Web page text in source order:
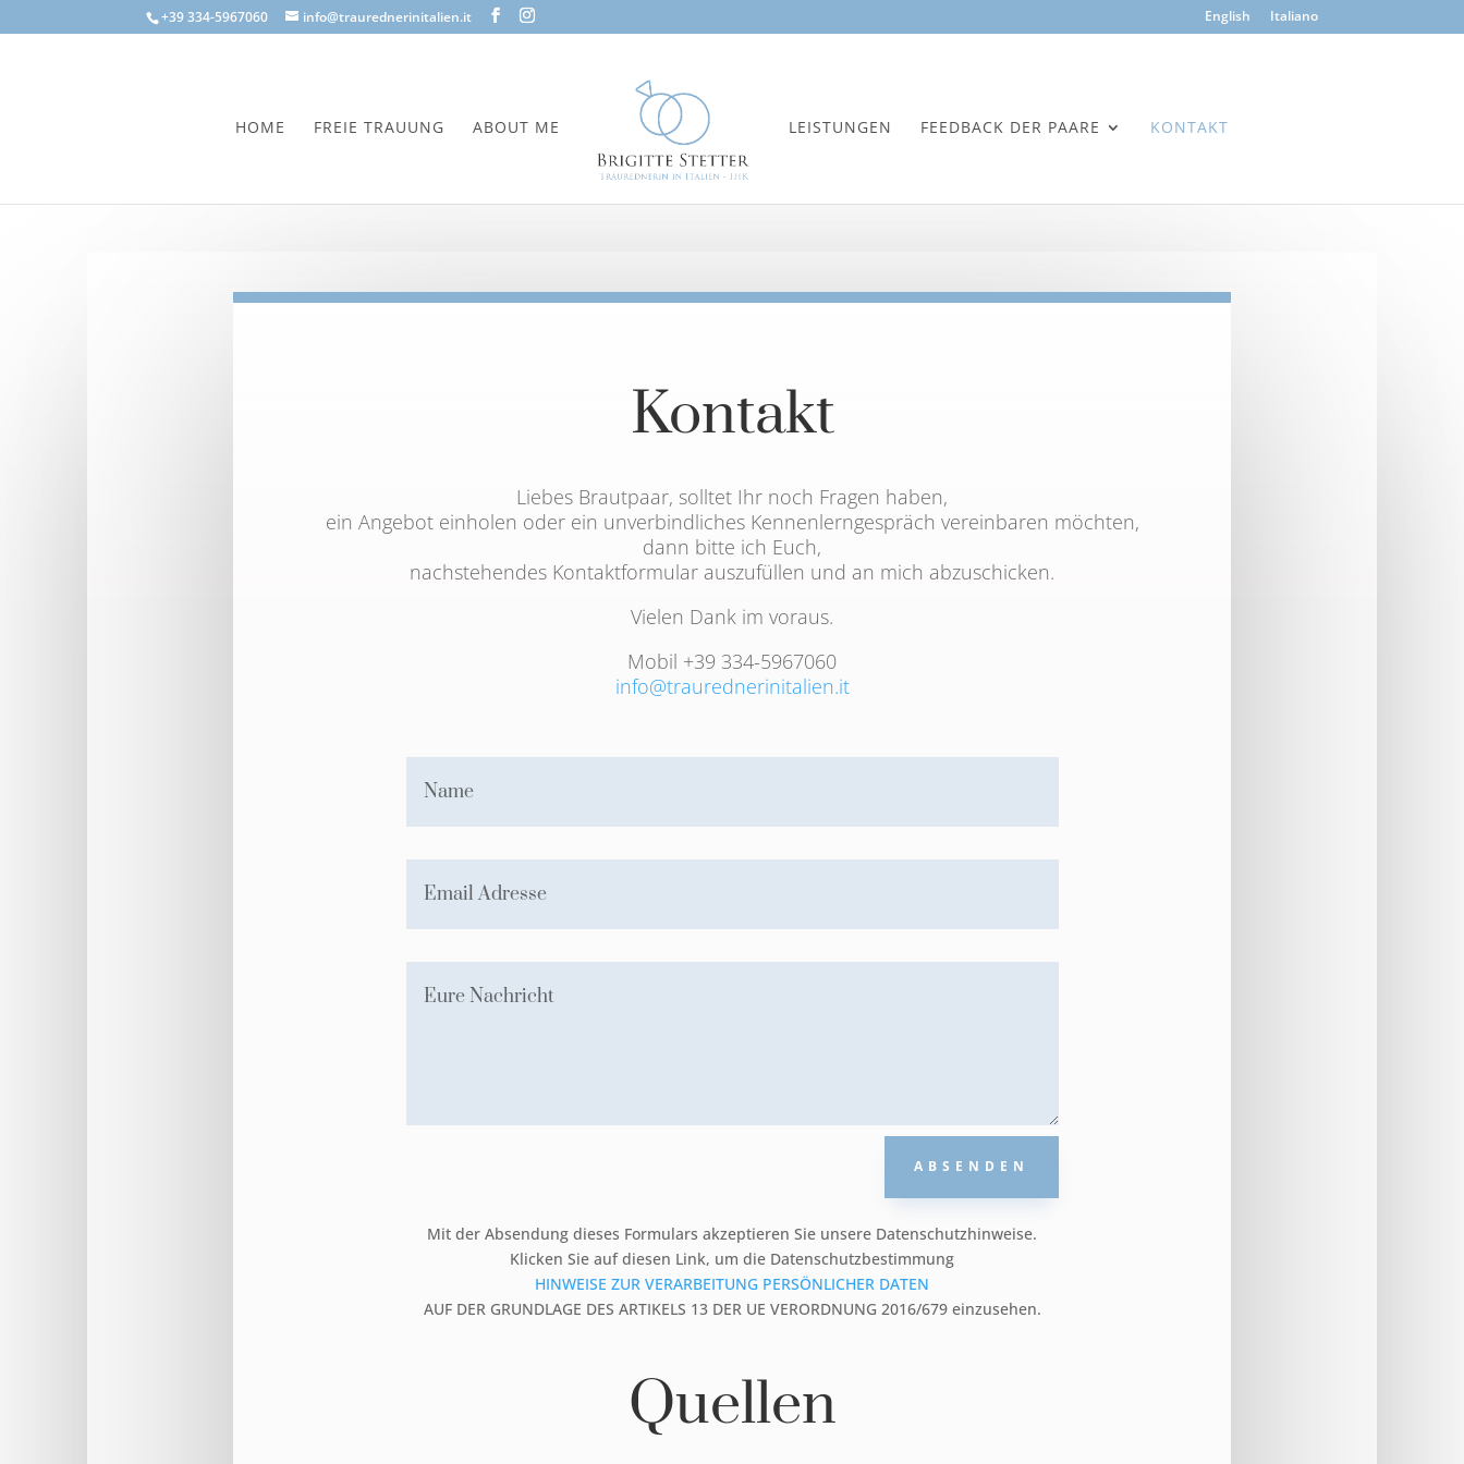
+39 334-5967060 info@traurednerinitalien.it English Italiano
HOME FREIE TRAUUNG ABOUT ME LEISTUNGEN FEEDBACK DER PAARE KONTAKT
Kontakt
Liebes Brautpaar, solltet Ihr noch Fragen haben,
ein Angebot einholen oder ein unverbindliches Kennenlerngespräch vereinbaren möchten,
dann bitte ich Euch,
nachstehendes Kontaktformular auszufüllen und an mich abzuschicken.
Vielen Dank im voraus.
Mobil +39 334-5967060
info@traurednerinitalien.it
ABSENDEN
Mit der Absendung dieses Formulars akzeptieren Sie unsere Datenschutzhinweise.
Klicken Sie auf diesen Link, um die Datenschutzbestimmung
HINWEISE ZUR VERARBEITUNG PERSÖNLICHER DATEN
AUF DER GRUNDLAGE DES ARTIKELS 13 DER UE VERORDNUNG 2016/679 einzusehen.
Quellen